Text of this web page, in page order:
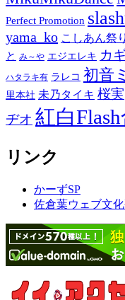
Perfect Promotion
yama_ko こしあん祭り
と み～や エジエレキ カ
ハタラキ有 ラレコ 初音
里本社 未乃タイキ 桜実
ヂオ 紅白
リンク
かーずSP
佐倉葉ウェブ文